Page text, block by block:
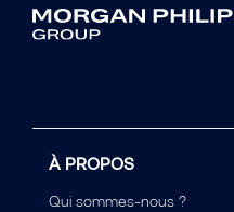
À PROPOS
Qui sommes-nous ?